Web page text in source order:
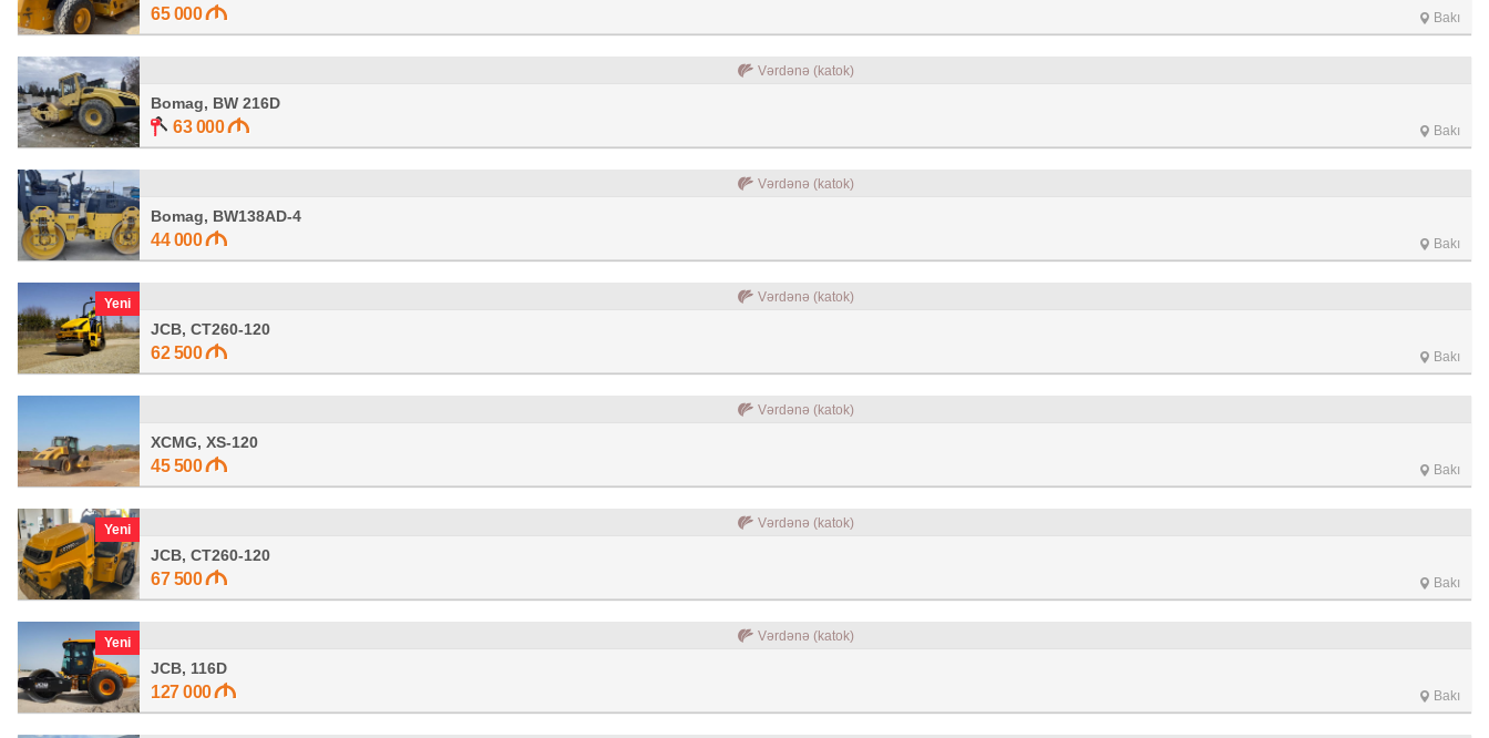
65 000 Bakı
Vərdənə (katok)
Bomag, BW 216D
63 000 Bakı
Vərdənə (katok)
Bomag, BW138AD-4
44 000 Bakı
Yeni Vərdənə (katok)
JCB, CT260-120
62 500 Bakı
Vərdənə (katok)
XCMG, XS-120
45 500 Bakı
Yeni Vərdənə (katok)
JCB, CT260-120
67 500 Bakı
Yeni Vərdənə (katok)
JCB, 116D
127 000 Bakı